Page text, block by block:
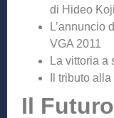
di Hideo
L’annuncio
VGA 2011
La vittoria a
Il tributo
Il